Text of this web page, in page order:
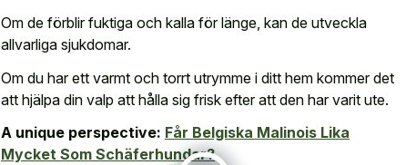
Om de förblir fuktiga och kalla för länge, kan de utveckla
allvarliga sjukdomar.
Om du har ett varmt och torrt utrymme i ditt hem kommer det
att hjälpa din valp att hålla sig frisk efter att den har varit ute.
A unique perspective: Får Belgiska Malinois Lika
Mycket Som Schäferhundar?